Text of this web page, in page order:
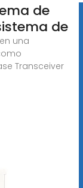
de
de
una
Transceiver